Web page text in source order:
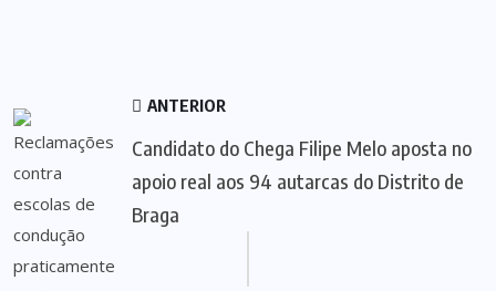
ANTERIOR
Candidato do Chega Filipe Melo aposta no
apoio real aos 94 autarcas do Distrito de
Braga